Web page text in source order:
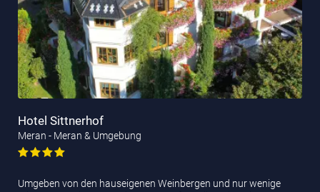
Hotel Sittnerhof
Meran - Meran & Umgebung
Umgeben von den hauseigenen Weinbergen und nur wenige